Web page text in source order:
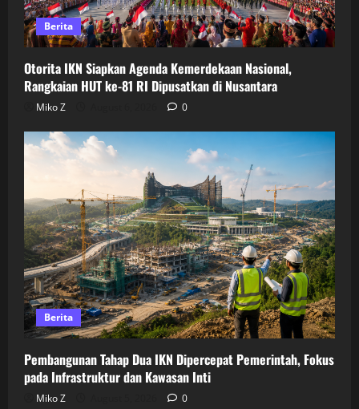
Berita
Otorita IKN Siapkan Agenda Kemerdekaan Nasional,
Rangkaian HUT ke-81 RI Dipusatkan di Nusantara
Miko Z 0
Berita
Pembangunan Tahap Dua IKN Dipercepat Pemerintah, Fokus
pada Infrastruktur dan Kawasan Inti
Miko Z 0